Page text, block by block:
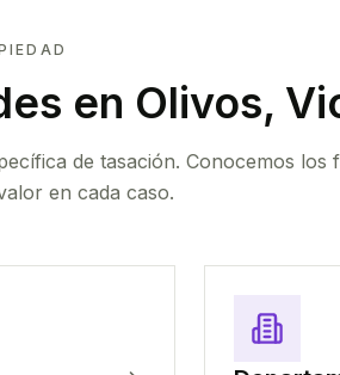
en Olivos,
de tasación. Conocemos los
en cada caso.